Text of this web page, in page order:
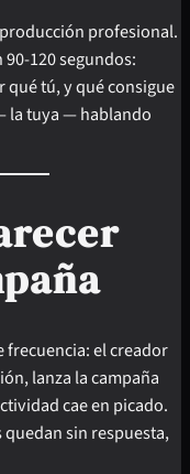
profesional.
120 segundos:
tú, y qué consigue
la tuya — hablando
frecuencia: el creador
lanza la campaña
cae en picado.
sin respuesta,